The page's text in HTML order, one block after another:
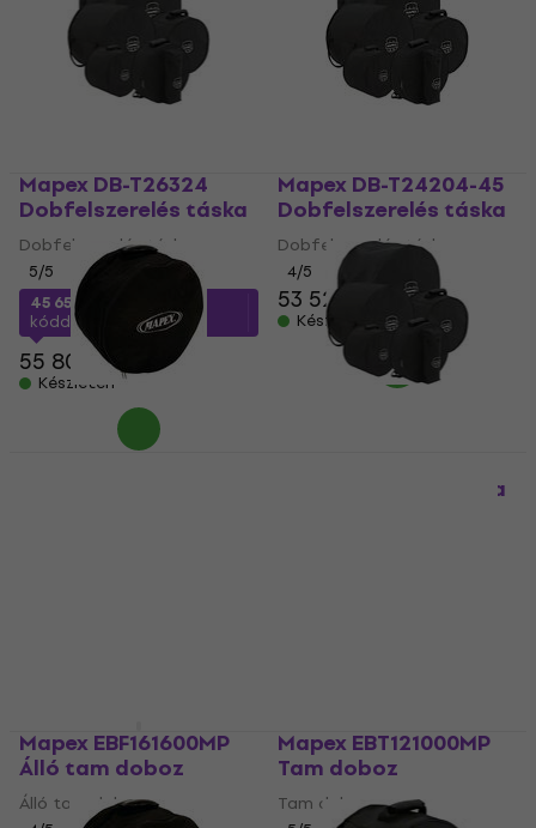
Mapex DB-T26324
Dobfelszerelés táska
Dobfelszerelés táska
5/5
45 650 Ft
a következő
kóddal MUZMUZ-15
55 800 Ft
Készleten
Mapex DB-T24204-45
Dobfelszerelés táska
Dobfelszerelés táska
4/5
53 520 Ft
Készleten
Dobfelszerelés táska
Mapex EBF161600MP
Álló tam doboz
Álló tam doboz
Mapex EBT121000MP
Tam doboz
Tam doboz